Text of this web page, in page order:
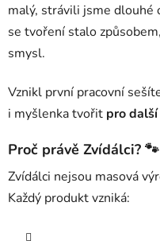
malý, strávili jsme dlouhé
se tvoření stalo
smysl.
Vznikl první pracovní
i myšlenka tvořit pro
Proč právě Zvídálci? 🐾
Zvídálci nejsou masová
Každý produkt vzniká: